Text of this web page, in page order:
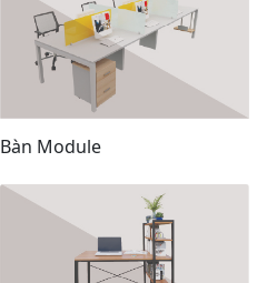
Bàn Module